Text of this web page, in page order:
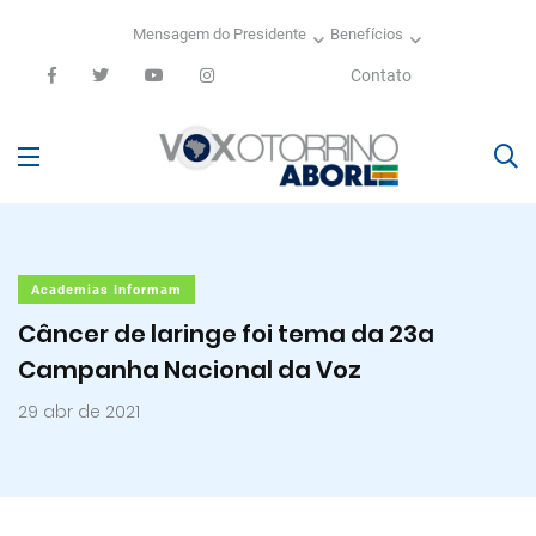
Mensagem do Presidente Benefícios
Contato
Academias Informam
Câncer de laringe foi tema da 23a
Campanha Nacional da Voz
29 abr de 2021